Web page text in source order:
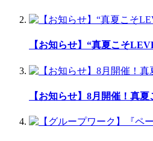
【お知らせ】“真夏こそ
【お知らせ】8月開催！真